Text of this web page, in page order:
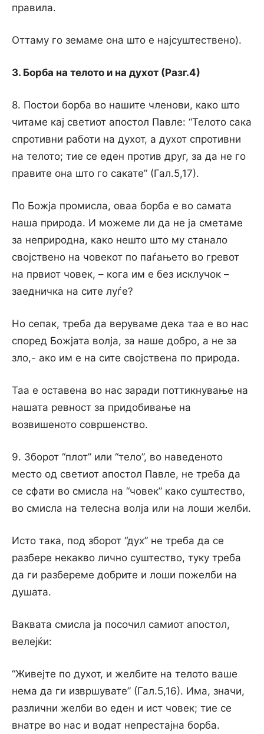
правила.
Оттаму го земаме она што e најсуштествено).
3. Борба на телото и на духот (Разг.4)
8. Постои борба во нашите членови, како што
читаме кај светиот апостол Павле: “Телото сака
спротивни работи на духот, a духот спротивни
на телото; тие се еден против друг, за да не го
правите она што го сакате” (Гал.5,17).
По Божја промисла, оваа борба е во самата
наша природа. И можеме ли да не ја сметаме
за неприродна, како нешто што му станало
својствено на човекот по паѓањето во гревот
на првиот човек, – кога им e без исклучок –
заедничка на сите луѓе?
Но сепак, треба да веруваме дека таа e во нас
според Божјата волја, за наше добро, a не за
зло,- ако им e на сите својствена пo природа.
Таа e оставена во нас заради поттикнување на
нашата ревност за придобивање на
возвишеното совршенство.
9. Зборот “плот” или “тело”, во наведеното
место од светиот апостол Павле, не треба да
се сфати во смисла на “човек” како суштество,
во смисла на телесна волја или на лоши желби.
Исто така, под зборот “дух” не треба да се
разбере некакво лично суштество, туку треба
да ги разбереме добрите и лоши пожелби на
душата.
Ваквата смисла ја посочил самиот апостол,
велејќи:
“Живејте по духот, и желбите на телото ваше
нема да ги извршувате” (Гал.5,16). Има, значи,
различни желби во еден и ист човек; тие се
внатре во нас и водат непрестајна борба.